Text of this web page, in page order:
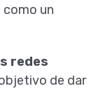
como un
redes
de dar